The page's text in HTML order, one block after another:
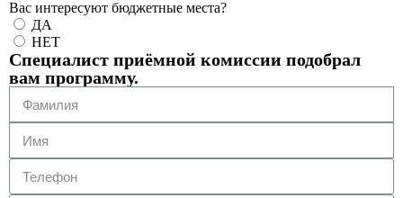
Вас интересуют бюджетные места?
ДА
НЕТ
Специалист приёмной комиссии подобрал
вам программу.